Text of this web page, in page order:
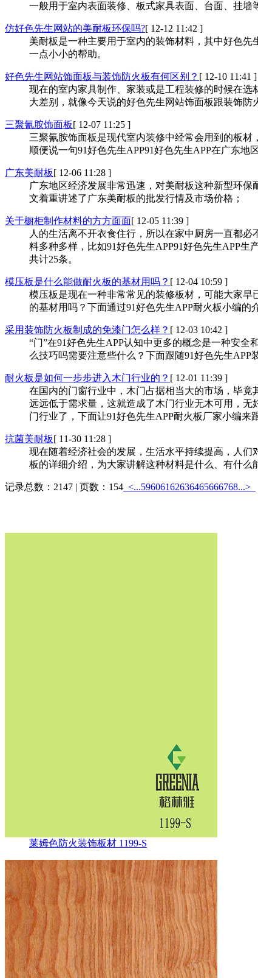
一般用于室内表面装修、板式家具表面、台面
仿好色先生网站的美耐板环保吗?[ 12-12 11:42 ]
美耐板是一种主要用于室内的装饰材料，其中好色
一点小小的帮助。
好色先生网站饰面板与装饰防火板有何区别？ [ 12-10 11:41 ]
现在的室内家具制作、家装或是工程装修的时候在选
大差别，就像今天说的好色先生网站饰面板跟装饰防火
三聚氰胺饰面板[ 12-07 11:25 ]
三聚氰胺饰面板是现代室内装修中经常会用到的板材，
顺便说一句91好色先生APP91好色先生APP在广东地区
广东美耐板[ 12-06 11:28 ]
广东地区经济发展非常迅速，对美耐板这种新型环保耐
文着重讲述了广东美耐板的批发行情及市场价格；
关于橱柜制作材料的方方面面[ 12-05 11:39 ]
人的生活离不开衣食住行，所以在家中厨房一直都必不
料多种多样，比如91好色先生APP91好色先生APP生
共计25条。
模压板是什么能做耐火板的基材用吗？ [ 12-04 10:59 ]
模压板是现在一种非常常见的装修板材，可能大家早
的基材用吗？下面通过91好色先生APP耐火板小编的介
采用装饰防火板制成的免漆门怎么样？ [ 12-03 10:42 ]
“门”在91好色先生APP认知中更多的概念是一种安全和
么技巧吗需要注意些什么？下面跟随91好色先生APP
耐火板是如何一步步进入木门行业的？ [ 12-01 11:39 ]
在国内的门窗行业中，木门占据相当大的市场，
远远低于需求量，这就造成了木门行业无木可用
门行业了，下面让91好色先生APP耐火板厂家小编来跟
抗菌美耐板[ 11-30 11:28 ]
现在随着经济社会的发展，生活水平持续提高
板的详细介绍，为大家讲解这种材料是什么、有什么
记录总数：2147 | 页数：154 <...59606162636465666768...>
莱姆色防火装饰板材 1199-S